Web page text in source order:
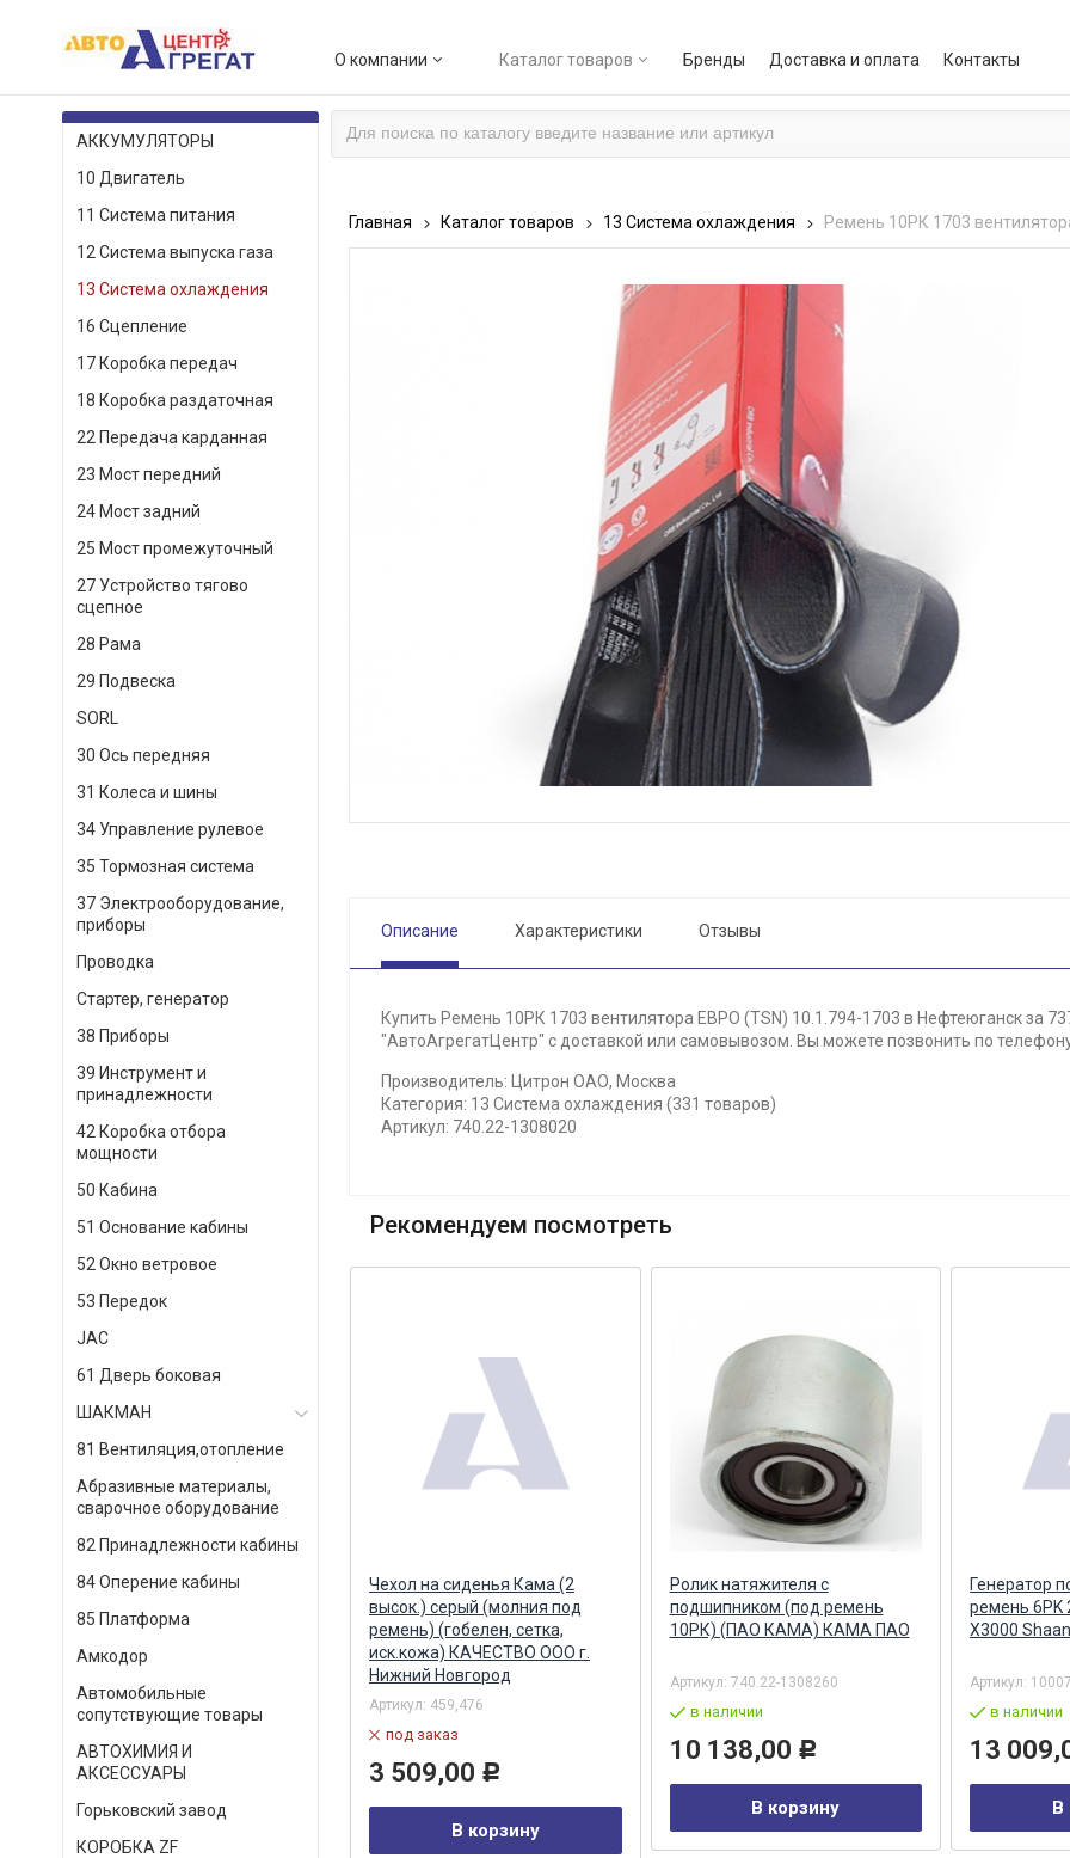
О компании Каталог товаров Бренды Доставка и оплата Контакты
КАТАЛОГ ТОВАРОВ
АККУМУЛЯТОРЫ
10 Двигатель
11 Система питания
12 Система выпуска газа
13 Система охлаждения
16 Сцепление
17 Коробка передач
18 Коробка раздаточная
22 Передача карданная
23 Мост передний
24 Мост задний
25 Мост промежуточный
27 Устройство тягово
сцепное
28 Рама
29 Подвеска
SORL
30 Ось передняя
31 Колеса и шины
34 Управление рулевое
35 Тормозная система
37 Электрооборудование,
приборы
Проводка
Стартер, генератор
38 Приборы
39 Инструмент и
принадлежности
42 Коробка отбора
мощности
50 Кабина
51 Основание кабины
52 Окно ветровое
53 Передок
JAC
61 Дверь боковая
ШАКМАН
81 Вентиляция,отопление
Абразивные материалы,
сварочное оборудование
82 Принадлежности кабины
84 Оперение кабины
85 Платформа
Амкодор
Автомобильные
сопутствующие товары
АВТОХИМИЯ И
АКСЕССУАРЫ
Горьковский завод
КОРОБКА ZF
Главная Каталог товаров 13 Система охлаждения Ремень 10РК 1703
Описание Характеристики Отзывы
Купить Ремень 10РК 1703 вентилятора ЕВРО (TSN) 10.1.794-1703 в Нефтеюганск за
"АвтоАгрегатЦентр" с доставкой или самовывозом. Вы можете позвонить по
Производитель: Цитрон ОАО, Москва
Категория: 13 Система охлаждения (331 товаров)
Артикул: 740.22-1308020
Рекомендуем посмотреть
Ремень клиновой 1320-8,5х8
740-1307170
в наличии
152,00 Р
В корзину
Чехол на сиденья Кама (2
высок.) серый (молния под
ремень) (гобелен, сетка,
иск.кожа) КАЧЕСТВО ООО г.
Нижний Новгород
Артикул: 459,476
под заказ
3 509,00 Р
В корзину
Ролик натяжителя с
подшипником (под ремень
10РК) (ПАО КАМА) КАМА ПАО
Артикул: 740.22-1308260
в наличии
10 138,00 Р
В корзину
Генератор
ремень
X3000
Артикул:
в наличии
13
В